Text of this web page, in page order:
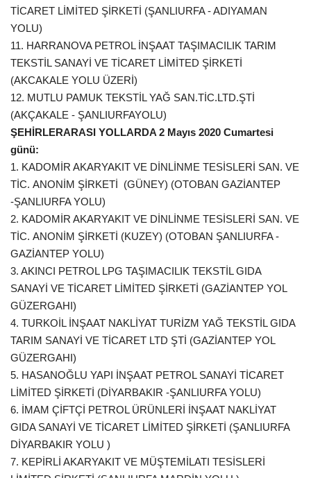
TİCARET LİMİTED ŞİRKETİ (ŞANLIURFA - ADIYAMAN
YOLU)
11. HARRANOVA PETROL İNŞAAT TAŞIMACILIK TARIM
TEKSTİL SANAYİ VE TİCARET LİMİTED ŞİRKETİ
(AKCAKALE YOLU ÜZERİ)
12. MUTLU PAMUK TEKSTİL YAĞ SAN.TİC.LTD.ŞTİ
(AKÇAKALE - ŞANLIURFAYOLU)
ŞEHİRLERARASI YOLLARDA 2 Mayıs 2020 Cumartesi
günü:
1. KADOMİR AKARYAKIT VE DİNLİNME TESİSLERİ SAN. VE
TİC. ANONİM ŞİRKETİ (GÜNEY) (OTOBAN GAZİANTEP
-ŞANLIURFA YOLU)
2. KADOMİR AKARYAKIT VE DİNLİNME TESİSLERİ SAN. VE
TİC. ANONİM ŞİRKETİ (KUZEY) (OTOBAN ŞANLIURFA -
GAZİANTEP YOLU)
3. AKINCI PETROL LPG TAŞIMACILIK TEKSTİL GIDA
SANAYİ VE TİCARET LİMİTED ŞİRKETİ (GAZİANTEP YOL
GÜZERGAHI)
4. TURKOİL İNŞAAT NAKLİYAT TURİZM YAĞ TEKSTİL GIDA
TARIM SANAYİ VE TİCARET LTD ŞTİ (GAZİANTEP YOL
GÜZERGAHI)
5. HASANOĞLU YAPI İNŞAAT PETROL SANAYİ TİCARET
LİMİTED ŞİRKETİ (DİYARBAKIR -ŞANLIURFA YOLU)
6. İMAM ÇİFTÇİ PETROL ÜRÜNLERİ İNŞAAT NAKLİYAT
GIDA SANAYİ VE TİCARET LİMİTED ŞİRKETİ (ŞANLIURFA
DİYARBAKIR YOLU )
7. KEPİRLİ AKARYAKIT VE MÜŞTEMİLATI TESİSLERİ